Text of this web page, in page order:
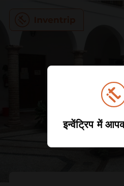
इन्वेंट्रिप में